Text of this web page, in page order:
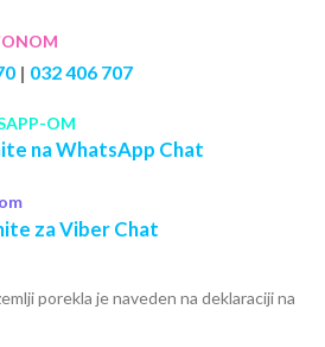
| 032 406 707
OM
na WhatsApp Chat
za Viber Chat
porekla je naveden na deklaraciji na